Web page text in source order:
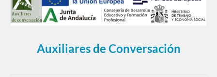
Auxiliares de Conversación